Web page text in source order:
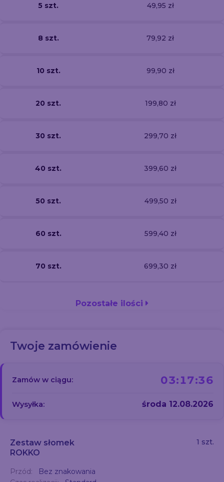
5 szt. 49,95 zł
8 szt. 79,92 zł
10 szt. 99,90 zł
20 szt. 199,80 zł
30 szt. 299,70 zł
40 szt. 399,60 zł
50 szt. 499,50 zł
60 szt. 599,40 zł
70 szt. 699,30 zł
Pozostałe ilości
Twoje zamówienie
Zamów w ciągu: 03:17:36
Wysyłka: środa 12.08.2026
Zestaw słomek
ROKKO
1 szt.
Przód:
Bez znakowania